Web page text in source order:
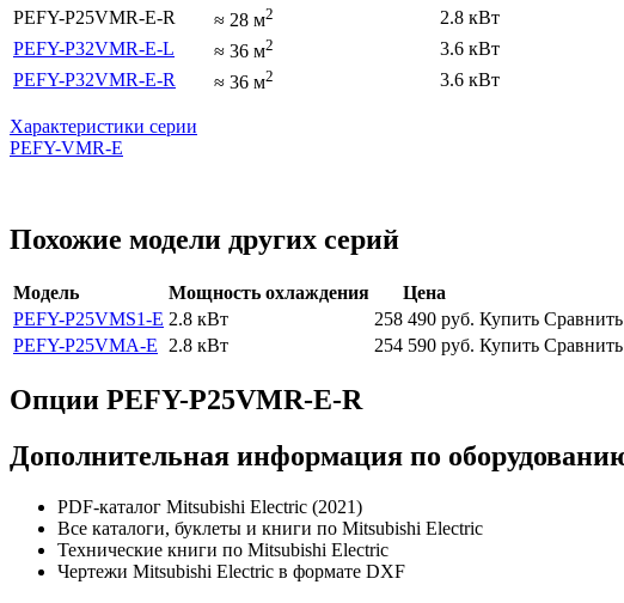
PEFY-P25VMR-E-R
≈ 28 м2 2.8 кВт
PEFY-P32VMR-E-L
≈ 36 м2 3.6 кВт
PEFY-P32VMR-E-R
≈ 36 м2 3.6 кВт
Характеристики серии
PEFY-VMR-E
Похожие модели других серий
Модель Мощность охлаждения
Цена
PEFY-P25VMS1-E 2.8 кВт 258 490 руб. Купить Сравнить
PEFY-P25VMA-E 2.8 кВт 254 590 руб. Купить Сравнить
Опции PEFY-P25VMR-E-R
Дополнительная информация по
PDF-каталог Mitsubishi Electric (2021)
Все каталоги, буклеты и книги по Mitsubishi Electric
Технические книги по Mitsubishi Electric
Чертежи Mitsubishi Electric в формате DXF